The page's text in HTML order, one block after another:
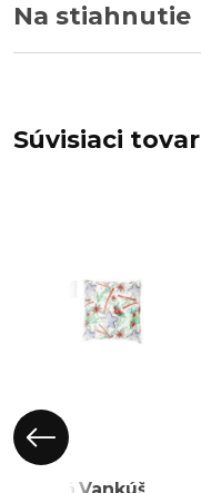
Na stiahnutie
Súvisiaci tovar